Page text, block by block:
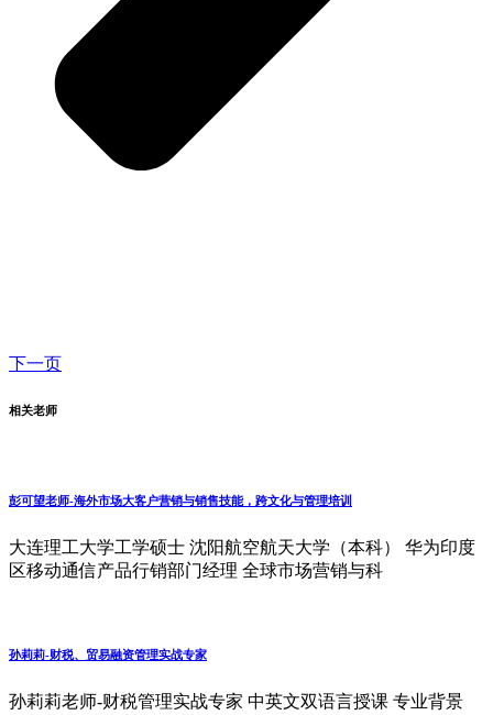
下一页
相关老师
彭可望老师-海外市场大客户营销与销售技能‌，跨文化与管理培训‌
大连理工大学工学硕士 沈阳航空航天大学（本科） 华为印度
区移动通信产品行销部门经理 全球市场营销与科
孙莉莉-财税、贸易融资管理实战专家
孙莉莉老师-财税管理实战专家 中英文双语言授课 专业背景